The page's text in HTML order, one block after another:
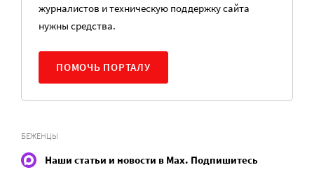
журналистов и техническую поддержку сайта
нужны средства.
ПОМОЧЬ ПОРТАЛУ
БЕЖЕНЦЫ
Наши статьи и новости в Max. Подпишитесь